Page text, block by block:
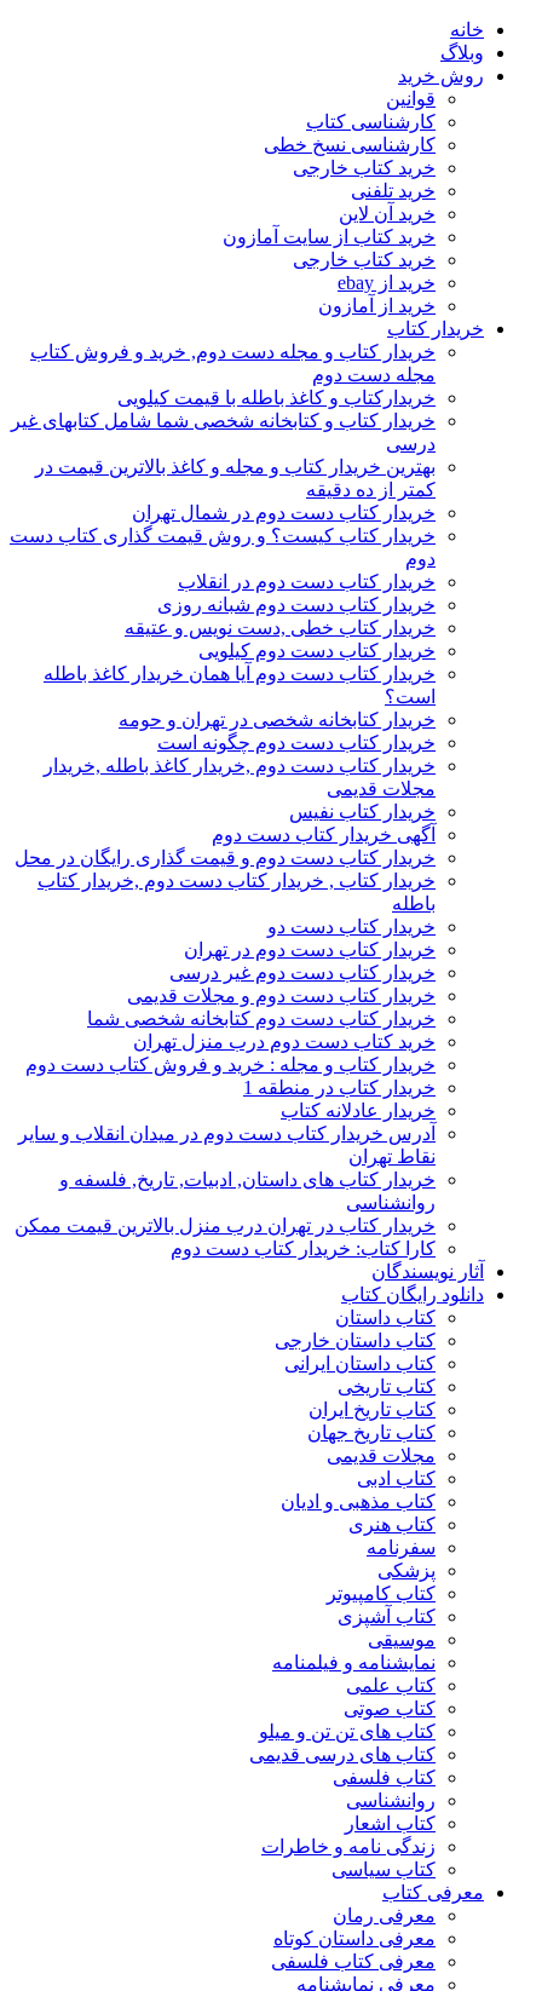
خانه
وبلاگ
روش خرید
قوانین
کارشناسی کتاب
کارشناسی نسخ خطی
خرید کتاب خارجی
خرید تلفنی
خرید آن لاین
خرید کتاب از سایت آمازون
خرید کتاب خارجی
خرید از ebay
خرید از آمازون
خریدار کتاب
خریدار کتاب و مجله دست دوم, خرید و فروش کتاب
مجله دست دوم
خریدارکتاب و کاغذ باطله با قیمت کیلویی
خریدار کتاب و کتابخانه شخصی شما شامل کتابهای غیر
درسی
بهترین خریدار کتاب و مجله و کاغذ بالاترین قیمت در
کمتر از ده دقیقه
خریدار کتاب دست دوم در شمال تهران
خریدار کتاب کیست؟ و روش قیمت گذاری کتاب دست
دوم
خریدار کتاب دست دوم در انقلاب
خریدار کتاب دست دوم شبانه روزی
خریدار کتاب خطی ,دست نویس و عتیقه
خریدار کتاب دست دوم کیلویی
خریدار کتاب دست دوم آیا همان خریدار کاغذ باطله
است؟
خریدار کتابخانه شخصی در تهران و حومه
خریدار کتاب دست دوم چگونه است
خریدار کتاب دست دوم ,خریدار کاغذ باطله ,خریدار
مجلات قدیمی
خریدار کتاب نفیس
آگهی خریدار کتاب دست دوم
خریدار کتاب دست دوم و قیمت گذاری رایگان در محل
خریدار کتاب , خریدار کتاب دست دوم ,خریدار کتاب
باطله
خریدار کتاب دست دو
خریدار کتاب دست دوم در تهران
خریدار کتاب دست دوم غیر درسی
خریدار کتاب دست دوم و مجلات قدیمی
خریدار کتاب دست دوم کتابخانه شخصی شما
خرید کتاب دست دوم درب منزل تهران
خریدار کتاب و مجله : خرید و فروش کتاب دست دوم
خریدار کتاب در منطقه 1
خریدار عادلانه کتاب
آدرس خریدار کتاب دست دوم در میدان انقلاب و سایر
نقاط تهران
خریدار کتاب های داستان, ادبیات, تاریخ, فلسفه و
روانشناسی
خریدار کتاب در تهران درب منزل بالاترین قیمت ممکن
کارا کتاب: خریدار کتاب دست دوم
آثار نویسندگان
دانلود رایگان کتاب
کتاب داستان
کتاب داستان خارجی
کتاب داستان ایرانی
کتاب تاریخی
کتاب تاریخ ایران
کتاب تاریخ جهان
مجلات قدیمی
کتاب ادبی
کتاب مذهبی و ادیان
کتاب هنری
سفرنامه
پزشکی
کتاب کامپیوتر
کتاب آشپزی
موسیقی
نمایشنامه و فیلمنامه
کتاب علمی
کتاب صوتی
کتاب های تن تن و میلو
کتاب های درسی قدیمی
کتاب فلسفی
روانشناسی
کتاب اشعار
زندگی نامه و خاطرات
کتاب سیاسی
معرفی کتاب
معرفی رمان
معرفی داستان کوتاه
معرفی کتاب فلسفی
معرفی نمایشنامه